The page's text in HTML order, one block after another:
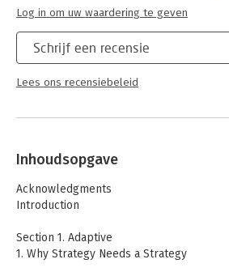
Schrijf een recensie
Lees ons recensiebeleid
Log in om uw waardering te geven
Inhoudsopgave
Acknowledgments
Introduction
Section 1. Adaptive
1. Why Strategy Needs a Strategy